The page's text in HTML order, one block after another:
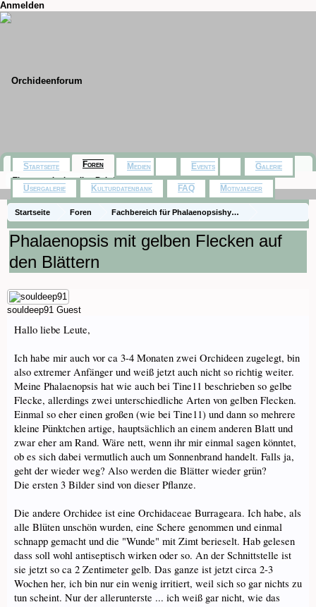
Anmelden
Startseite Foren
Fachbereich für Phalaenopsishybriden aus Baumarkt,
Die Gattung Phalaenopsis
Fragen zur Pflege
Phalaenopsis mit gelben Flecken auf
den Blättern
souldeep91 Guest
Hallo liebe Leute,
Ich habe mir auch vor ca 3-4 Monaten zwei Orchideen zugelegt, bin
also extremer Anfänger und weiß jetzt auch nicht so richtig weiter.
Meine Phalaenopsis hat wie auch bei Tine11 beschrieben so gelbe
Flecke, allerdings zwei unterschiedliche Arten von gelben Flecken.
Einmal so eher einen großen (wie bei Tine11) und dann so mehrere
kleine Pünktchen artige, hauptsächlich an einem anderen Blatt und
zwar eher am Rand. Wäre nett, wenn ihr mir einmal sagen könntet,
ob es sich dabei vermutlich auch um Sonnenbrand handelt. Falls ja,
geht der wieder weg? Also werden die Blätter wieder grün?
Die ersten 3 Bilder sind von dieser Pflanze.
Die andere Orchidee ist eine Orchidaceae Burrageara. Ich habe, als
alle Blüten unschön wurden, eine Schere genommen und einmal
schnapp gemacht und die "Wunde" mit Zimt berieselt. Hab gelesen
dass soll wohl antiseptisch wirken oder so. An der Schnittstelle ist
sie jetzt so ca 2 Zentimeter gelb. Das ganze ist jetzt circa 2-3
Wochen her, ich bin nur ein wenig irritiert, weil sich so gar nichts zu
tun scheint. Nur der allerunterste ... ich weiß gar nicht, wie das
Startseite Foren
Themen mit aktuellen Beiträgen
Medien Events Galerie
Usergalerie Kulturdatenbank FAQ Motivjaeger